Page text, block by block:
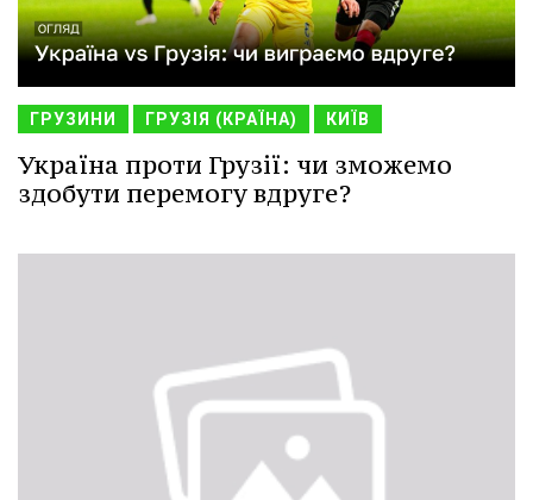
ГРУЗИНИ ГРУЗІЯ (КРАЇНА) КИЇВ
Україна проти Грузії: чи зможемо
здобути перемогу вдруге?